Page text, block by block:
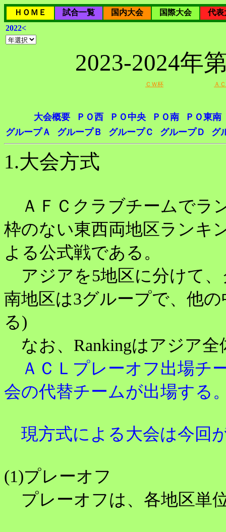
ＨＯＭＥ 試合一覧 国内大会 国際大会
代表
2022<
2023-2024年
ＣＷ杯 Ａ
大会概要 ＰＯ西 ＰＯ中央 ＰＯ南
ＰＯ東南
グループＡ
グループＢ グループＣ グループＤ グ
1.大会方式
ＡＦＣクラブチームでラ
枠のない東西両地区ランキ
よる公式戦である。
アジアを5地区に分けて
南地区は3グループで、他
る)
なお、Rankingはアジア全
ＡＣＬプレーオフ出場チ
会の代替チームが出場する
現方式による大会は今回
(1)プレーオフ
プレーオフは、各地区単